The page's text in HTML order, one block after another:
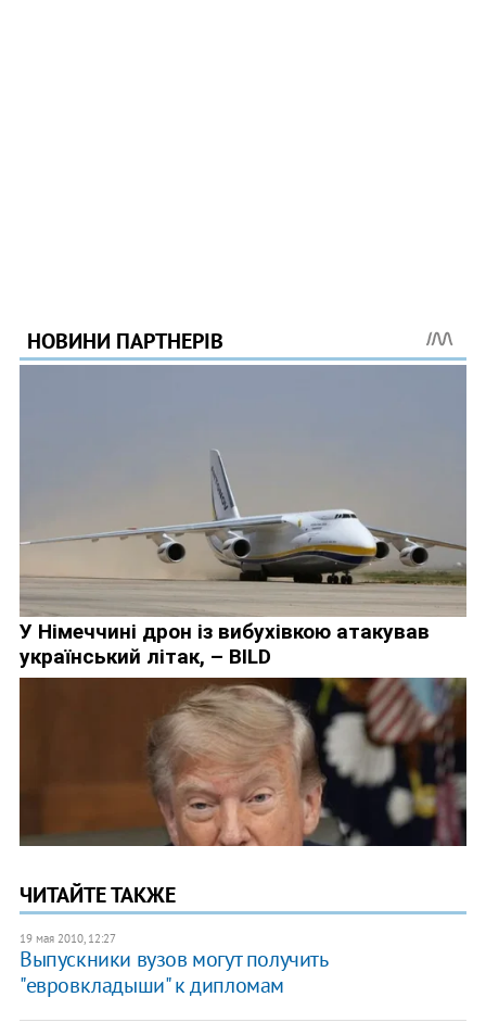
ЧИТАЙТЕ ТАКЖЕ
19 мая 2010, 12:27
Выпускники вузов могут получить
"евровкладыши" к дипломам